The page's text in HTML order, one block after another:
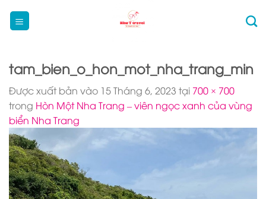
qua
tam_bien_o_hon_mot_nha_trang_min
Được xuất bản vào 15 Tháng 6, 2023 tại 700 × 700
trong Hòn Một Nha Trang – viên ngọc xanh của vùng
biển Nha Trang